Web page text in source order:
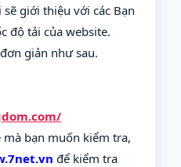
giới thiệu với các Bạn
độ tải của website.
giản như sau.
bạn muốn kiểm tra,
để kiểm tra